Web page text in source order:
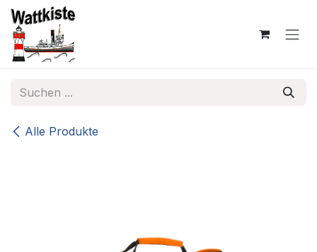
Zum Inhalt springen
Alle Produkte